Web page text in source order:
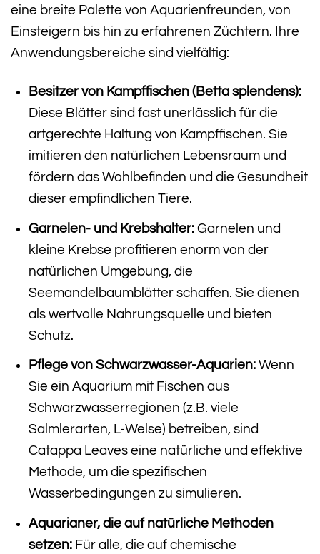
eine breite Palette von Aquarienfreunden, von
Einsteigern bis hin zu erfahrenen Züchtern. Ihre
Anwendungsbereiche sind vielfältig:
Besitzer von Kampffischen (Betta splendens):
Diese Blätter sind fast unerlässlich für die
artgerechte Haltung von Kampffischen. Sie
imitieren den natürlichen Lebensraum und
fördern das Wohlbefinden und die Gesundheit
dieser empfindlichen Tiere.
Garnelen- und Krebshalter:Garnelen und
kleine Krebse profitieren enorm von der
natürlichen Umgebung, die
Seemandelbaumblätter schaffen. Sie dienen
als wertvolle Nahrungsquelle und bieten
Schutz.
Pflege von Schwarzwasser-Aquarien:Wenn
Sie ein Aquarium mit Fischen aus
Schwarzwasserregionen (z.B. viele
Salmlerarten, L-Welse) betreiben, sind
Catappa Leaves eine natürliche und effektive
Methode, um die spezifischen
Wasserbedingungen zu simulieren.
Aquarianer, die auf natürliche Methoden
setzen:Für alle, die auf chemische